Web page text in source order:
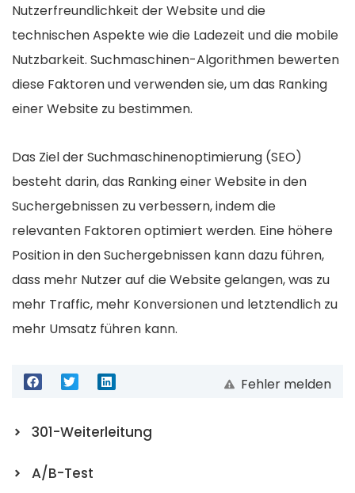
Nutzerfreundlichkeit der Website und die
technischen Aspekte wie die Ladezeit und die mobile
Nutzbarkeit. Suchmaschinen-Algorithmen bewerten
diese Faktoren und verwenden sie, um das Ranking
einer Website zu bestimmen.
Das Ziel der Suchmaschinenoptimierung (SEO)
besteht darin, das Ranking einer Website in den
Suchergebnissen zu verbessern, indem die
relevanten Faktoren optimiert werden. Eine höhere
Position in den Suchergebnissen kann dazu führen,
dass mehr Nutzer auf die Website gelangen, was zu
mehr Traffic, mehr Konversionen und letztendlich zu
mehr Umsatz führen kann.
Fehler melden
301-Weiterleitung
A/B-Test